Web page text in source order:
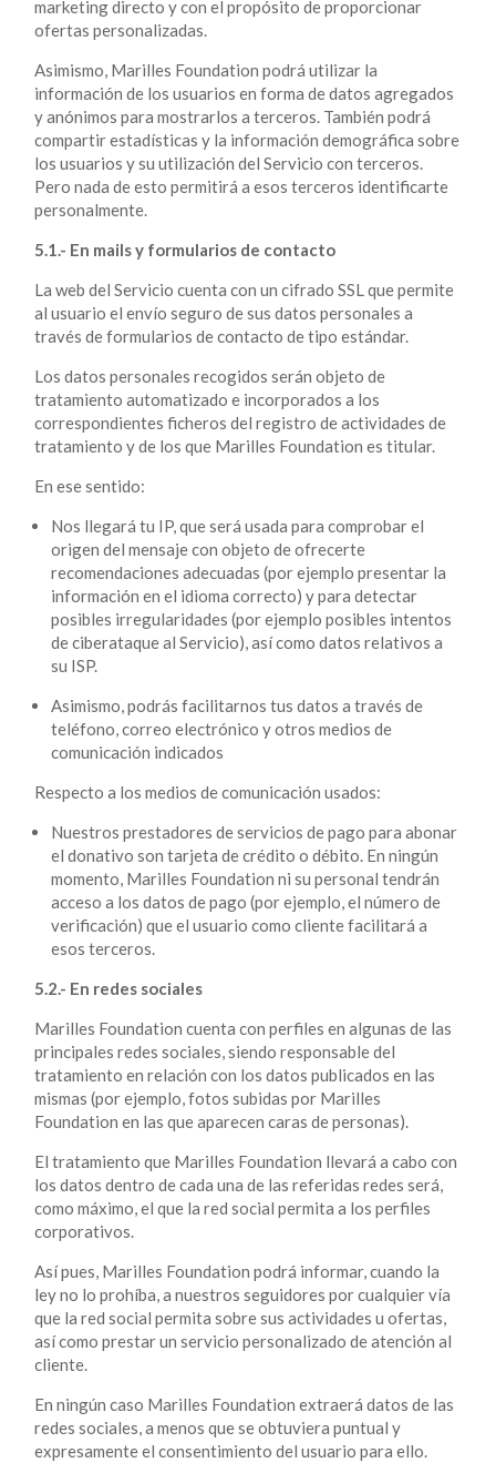
marketing directo y con el propósito de proporcionar
ofertas personalizadas.
Asimismo, Marilles Foundation podrá utilizar la
información de los usuarios en forma de datos agregados
y anónimos para mostrarlos a terceros. También podrá
compartir estadísticas y la información demográfica sobre
los usuarios y su utilización del Servicio con terceros.
Pero nada de esto permitirá a esos terceros identificarte
personalmente.
5.1.- En mails y formularios de contacto
La web del Servicio cuenta con un cifrado SSL que permite
al usuario el envío seguro de sus datos personales a
través de formularios de contacto de tipo estándar.
Los datos personales recogidos serán objeto de
tratamiento automatizado e incorporados a los
correspondientes ficheros del registro de actividades de
tratamiento y de los que Marilles Foundation es titular.
En ese sentido:
Nos llegará tu IP, que será usada para comprobar el
origen del mensaje con objeto de ofrecerte
recomendaciones adecuadas (por ejemplo presentar la
información en el idioma correcto) y para detectar
posibles irregularidades (por ejemplo posibles intentos
de ciberataque al Servicio), así como datos relativos a
su ISP.
Asimismo, podrás facilitarnos tus datos a través de
teléfono, correo electrónico y otros medios de
comunicación indicados
Respecto a los medios de comunicación usados:
Nuestros prestadores de servicios de pago para abonar
el donativo son tarjeta de crédito o débito. En ningún
momento, Marilles Foundation ni su personal tendrán
acceso a los datos de pago (por ejemplo, el número de
verificación) que el usuario como cliente facilitará a
esos terceros.
5.2.- En redes sociales
Marilles Foundation cuenta con perfiles en algunas de las
principales redes sociales, siendo responsable del
tratamiento en relación con los datos publicados en las
mismas (por ejemplo, fotos subidas por Marilles
Foundation en las que aparecen caras de personas).
El tratamiento que Marilles Foundation llevará a cabo con
los datos dentro de cada una de las referidas redes será,
como máximo, el que la red social permita a los perfiles
corporativos.
Así pues, Marilles Foundation podrá informar, cuando la
ley no lo prohíba, a nuestros seguidores por cualquier vía
que la red social permita sobre sus actividades u ofertas,
así como prestar un servicio personalizado de atención al
cliente.
En ningún caso Marilles Foundation extraerá datos de las
redes sociales, a menos que se obtuviera puntual y
expresamente el consentimiento del usuario para ello.